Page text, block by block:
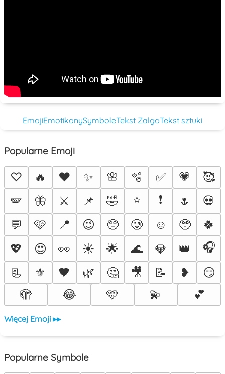
EmojiEmotikonySymboleTekst ZalgoTekst sztuki
Popularne Emoji
♡ 🔥 ❤️ ✨ 🌸 🫧 ✅ 💗
🥰
🪽
🦋 ⚔️ 📌 🤣 ⭐ ❗ 🌷
💀
💬
🩷 📍 😉 🥺 🥲 ☺️ 🥹
🍀
💖
😍 👀 ☀️ 🌟 🌊 💎 👑
🎧
📃
⚜️ 🖤 🌿 🤔 🎥 📝 ❥
😏
🫣
😂 🩵 💫 💕
Więcej Emoji ▸▸
Popularne Symbole